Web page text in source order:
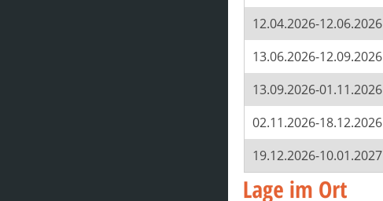
12.04.2026-12.06.2026
13.06.2026-12.09.2026
13.09.2026-01.11.2026
02.11.2026-18.12.2026
19.12.2026-10.01.2027